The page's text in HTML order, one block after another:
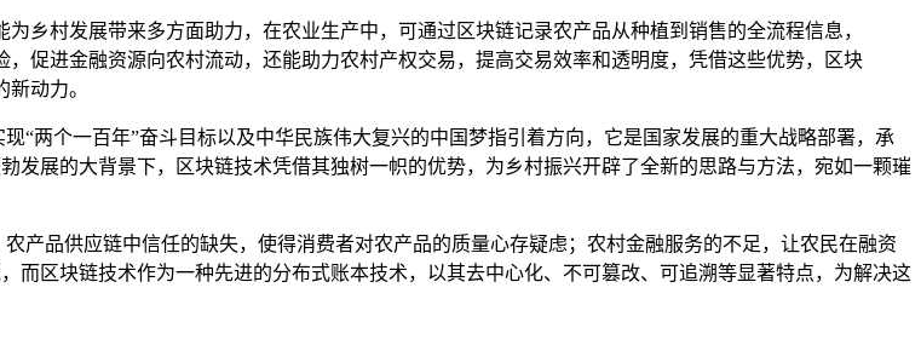
乡村发展带来多方面助力，在农业生产中，可通过区块链记录农产品从种植到销售的全流程信息，
，促进金融资源向农村流动，还能助力农村产权交易，提高交易效率和透明度，凭借这些优势，区块
动力。
“两个一百年”奋斗目标以及中华民族伟大复兴的中国梦指引着方向，它是国家发展的重大战略部署，承
展的大背景下，区块链技术凭借其独树一帜的优势，为乡村振兴开辟了全新的思路与方法，宛如一颗璀
产品供应链中信任的缺失，使得消费者对农产品的质量心存疑虑；农村金融服务的不足，让农民在融资
而区块链技术作为一种先进的分布式账本技术，以其去中心化、不可篡改、可追溯等显著特点，为解决这